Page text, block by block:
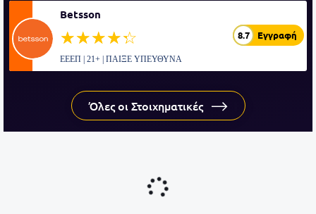
Betsson
☆☆☆☆☆
★★★★★ 8.7 Εγγραφή
ΕΕΕΠ | 21+ | ΠΑΙΞΕ ΥΠΕΥΘΥΝΑ
Όλες οι Στοιχηματικές